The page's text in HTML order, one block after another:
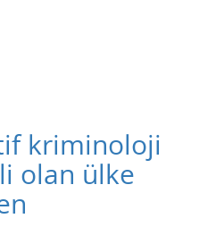
kriminoloji
olan ülke